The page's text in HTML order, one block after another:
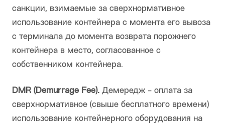
санкции, взимаемые за сверхнормативное
использование контейнера с момента его вывоза
с терминала до момента возврата порожнего
контейнера в место, согласованное с
собственником контейнера.
DMR (Demurrage Fee). Демередж - оплата за
сверхнормативное (свыше бесплатного времени)
использование контейнерного оборудования на